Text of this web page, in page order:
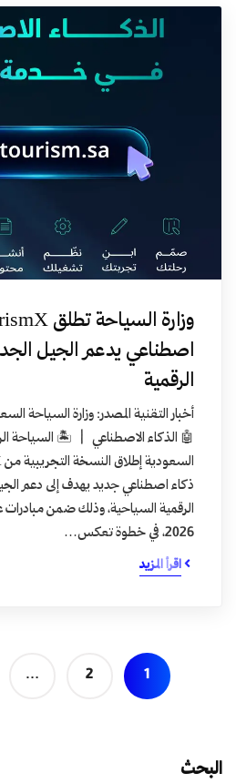
اصطناعي يدعم الجيل
الرقمية
🤖 الذكاء الاصطناعي | 🏝️ السياحة
ذكاء اصطناعي جديد يهدف إلى دعم
الرقمية السياحية، وذلك ضمن مبادرات
2026، في خطوة تعكس…
اقرأ المزيد
1
2
…
البحث